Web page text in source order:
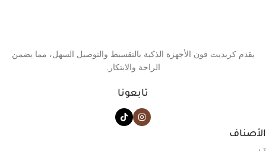
يقدم كريديت فون الأجهزة الذكية بالتقسيط والتوصيل السهل، مما يضمن
الراحة والابتكار.
تابعونا
الأصناف